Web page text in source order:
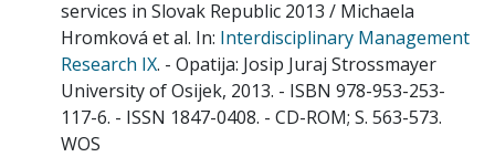
services in Slovak Republic 2013 / Michaela
Hromková et al. In: Interdisciplinary Management
Research IX. - Opatija: Josip Juraj Strossmayer
University of Osijek, 2013. - ISBN 978-953-253-
117-6. - ISSN 1847-0408. - CD-ROM; S. 563-573.
WOS